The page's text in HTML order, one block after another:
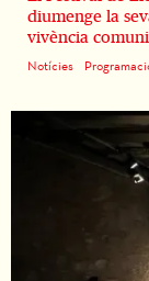
diumenge la
vivència
Notícies